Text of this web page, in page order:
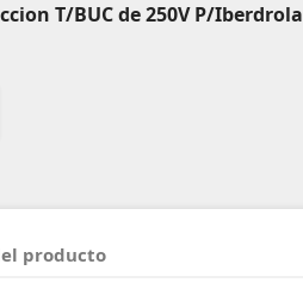
T/BUC de 250V P/Iberdrola
producto